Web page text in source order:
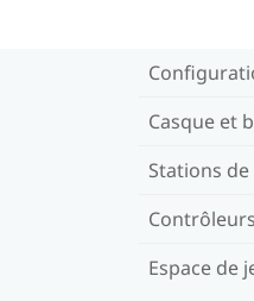
Casque et
Stations de
Contrôleurs
Espace de